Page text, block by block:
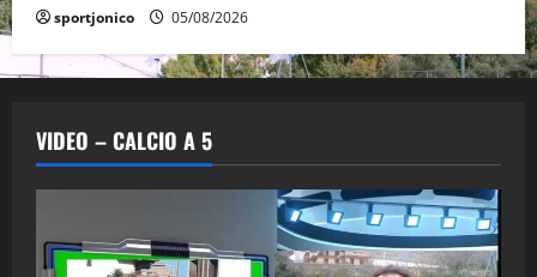
sportjonico 05/08/2026
VIDEO – CALCIO A 5